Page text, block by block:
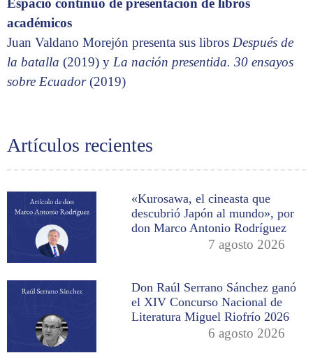
Artículos recientes
«Kurosawa, el cineasta que
descubrió Japón al mundo», por
don Marco Antonio Rodríguez
7 agosto 2026
Don Raúl Serrano Sánchez ganó
el XIV Concurso Nacional de
Literatura Miguel Riofrío 2026
6 agosto 2026
académicos
Juan Valdano Morejón presenta sus libros Después de
la batalla (2019) y La nación presentida. 30 ensayos
sobre Ecuador(2019)